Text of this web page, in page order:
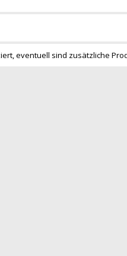
eventuell sind zusätzliche